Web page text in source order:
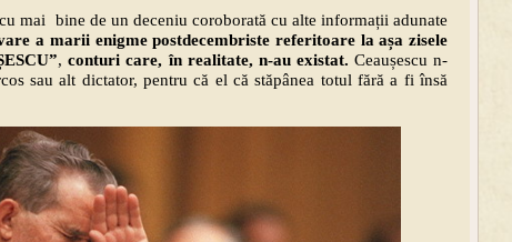
mai bine de un deceniu coroborată cu alte informații adunate
a marii enigme postdecembriste referitoare la așa zisele
,conturi care, în realitate, n-au existat. Ceaușescu n-
sau alt dictator, pentru că el că stăpânea totul fără a fi însă